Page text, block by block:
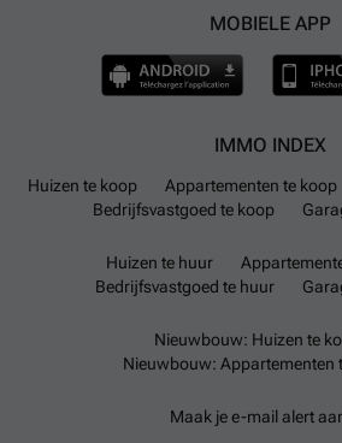
MOBIELE APP
IMMO INDEX
Huizen te koop Appartementen te koop
Bedrijfsvastgoed te koop
Huizen te huur
Bedrijfsvastgoed te huur
Nieuwbouw: Huizen te
Nieuwbouw: Appartementen
Maak je e-mail alert